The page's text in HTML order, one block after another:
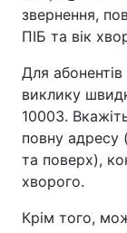
звернення,
ПІБ та вік
Для
виклику
10003.
повну адресу
та поверх),
хворого.
Крім того,